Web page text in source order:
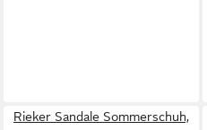
Rieker Sandale Sommerschuh,